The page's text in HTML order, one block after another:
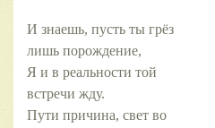
И знаешь, пусть ты грёз
лишь порождение,
Я и в реальности той
встречи жду.
Пути причина, свет во